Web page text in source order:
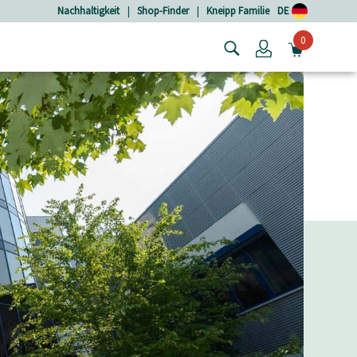
Nachhaltigkeit | Shop-Finder | Kneipp Familie DE
Login0